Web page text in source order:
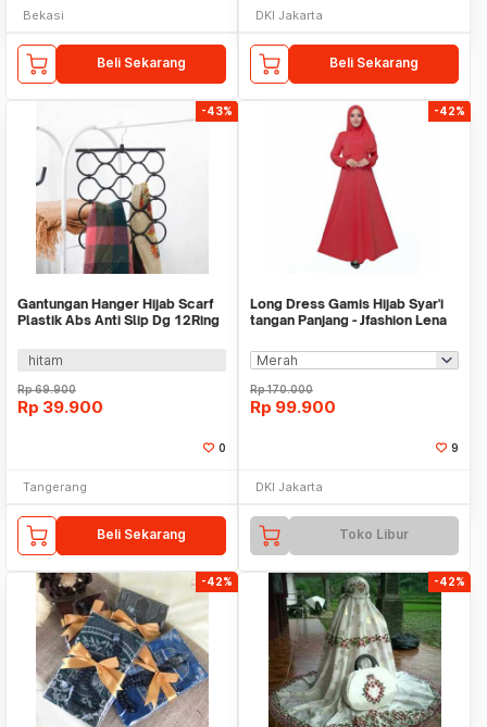
Bekasi
Beli Sekarang
DKI Jakarta
Beli Sekarang
-43%
Gantungan Hanger Hijab Scarf
Plastik Abs Anti Slip Dg 12Ring
hitam
Rp69.900
Rp 39.900
0
Tangerang
Beli Sekarang
-42%
Long Dress Gamis Hijab Syar'i
tangan Panjang - Jfashion Lena
Rp170.000
Rp 99.900
9
DKI Jakarta
Toko Libur
-42% -42%